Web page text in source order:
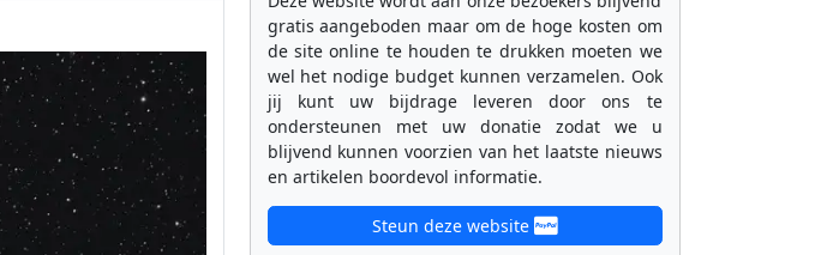
gratis aangeboden maar om de hoge kosten om
de site online te houden te drukken moeten we
wel het nodige budget kunnen verzamelen. Ook
jij kunt uw bijdrage leveren door ons te
ondersteunen met uw donatie zodat we u
blijvend kunnen voorzien van het laatste nieuws
en artikelen boordevol informatie.
Steun deze website